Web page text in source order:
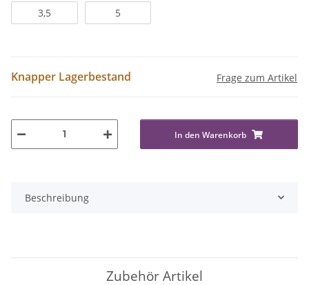
3,5 5
Knapper Lagerbestand Frage zum Artikel
In den Warenkorb
Beschreibung
Zubehör Artikel